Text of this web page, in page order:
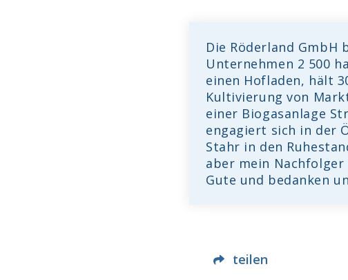
Die Röderland
Unternehmen 2 500
einen Hofladen, hält
Kultivierung von
einer Biogasanlage
engagiert sich in der
Stahr in den
aber mein
Gute und bedanken
teilen